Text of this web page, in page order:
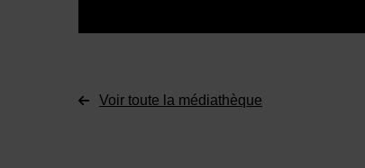
Voir toute la médiathèque